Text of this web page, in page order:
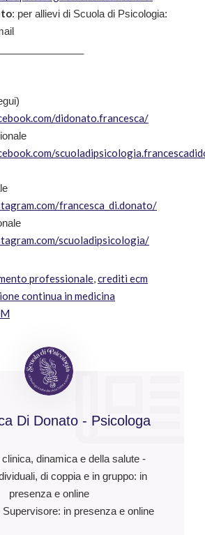
: per allievi di Scuola di Psicologia:
didonato.francesca/
francesca_di.donato/
scuoladipsicologia/
professionale,crediti ecm
continua in medicina
Di Donato - Psicologa
dinamica e della salute -
di coppia e in gruppo: in
presenza e online
in presenza e online